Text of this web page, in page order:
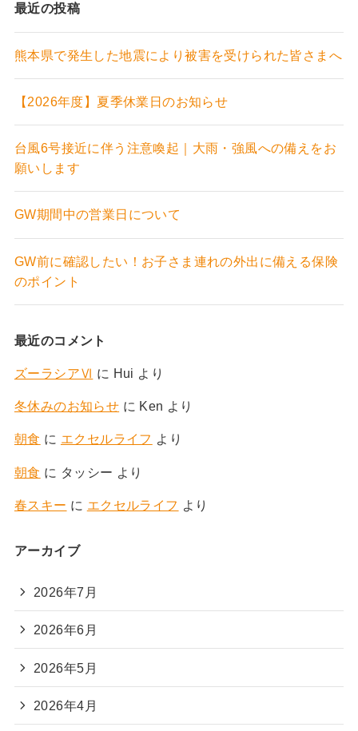
最近の投稿
熊本県で発生した地震により被害を受けられた皆さまへ
【2026年度】夏季休業日のお知らせ
台風6号接近に伴う注意喚起｜大雨・強風への備えをお
願いします
GW期間中の営業日について
GW前に確認したい！お子さま連れの外出に備える保険
のポイント
最近のコメント
ズーラシアⅥ に Hui より
冬休みのお知らせ に Ken より
朝食 に エクセルライフ より
朝食 に タッシー より
春スキー に エクセルライフ より
アーカイブ
2026年7月
2026年6月
2026年5月
2026年4月